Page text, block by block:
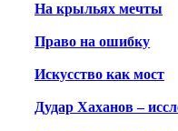
На крыльях мечты
Право на ошибку
Искусство как мост
Дудар Хаханов –